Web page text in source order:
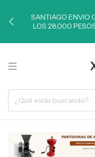
SANTIAGO ENVIO
LOS 28.000